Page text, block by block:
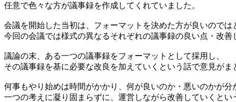
任意で色々な方が議事録を作成してくれていました。
会議を開始した当初は、フォーマットを決めた方が良いのでは
今回の会議では様式の異なるそれぞれの議事録の良い点・改
議論の末、ある一つの議事録をフォーマットとして採用し、
その議事録を基に必要な改良を加えていくという話で意見がま
何事もやり始めは時間がかかり、何が良いのか・悪いのかが分
一つの考えに凝り固まらずに、運営しながら改善していくと